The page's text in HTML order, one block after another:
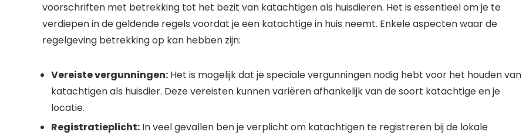
voorschriften met betrekking tot het bezit van katachtigen als huisdieren. Het is essentieel om je te
verdiepen in de geldende regels voordat je een katachtige in huis neemt. Enkele aspecten waar de
regelgeving betrekking op kan hebben zijn:
Vereiste vergunningen: Het is mogelijk dat je speciale vergunningen nodig hebt voor het houden van
katachtigen als huisdier. Deze vereisten kunnen variëren afhankelijk van de soort katachtige en je
locatie.
Registratieplicht: In veel gevallen ben je verplicht om katachtigen te registreren bij de lokale